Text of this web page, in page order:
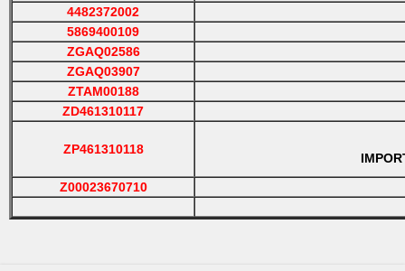
4482372002
5869400109
ZGAQ02586
ZGAQ03907
ZTAM00188
ZD461310117
ZP461310118
Z00023670710